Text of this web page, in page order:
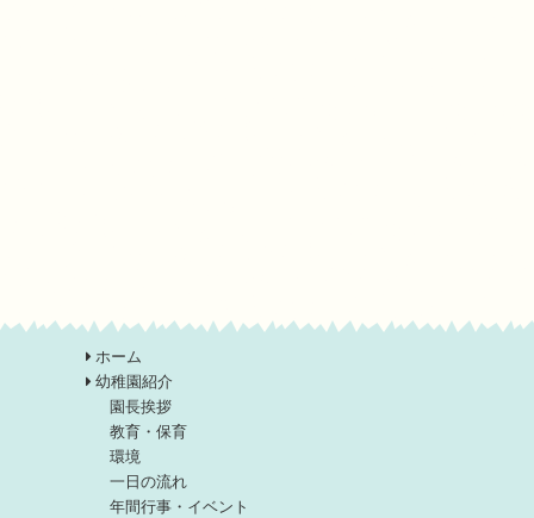
ホーム
幼稚園紹介
園長挨拶
教育・保育
環境
一日の流れ
年間行事・イベント